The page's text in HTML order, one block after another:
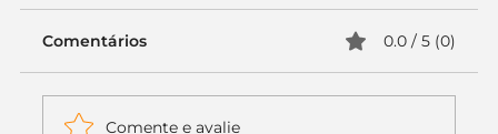
Comentários 0.0 / 5 (0)
Comente e avalie